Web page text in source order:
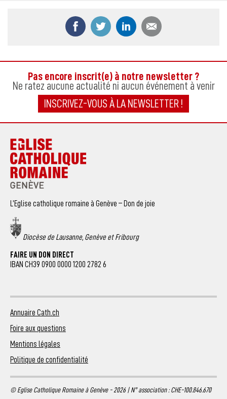
Partager ce contenu sur Facebook
Partager ce contenu sur Twitter
Partager ce contenu
Pas encore inscrit(e) à notre newsletter ?
Ne ratez aucune actualité ni aucun événement à venir
INSCRIVEZ-VOUS À LA NEWSLETTER !
L’Eglise catholique romaine à Genève – Don de joie
Diocèse de Lausanne, Genève et Fribourg
FAIRE UN DON DIRECT
IBAN CH39 0900 0000 1200 2782 6
Annuaire Cath.ch
Foire aux questions
Mentions légales
Politique de confidentialité
© Eglise Catholique Romaine à Genève - 2026 | N° association : CHE-100.846.670